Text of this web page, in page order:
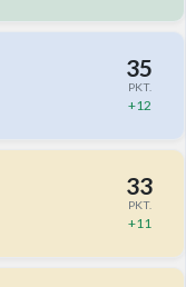
35
PKT.
+12
33
PKT.
+11